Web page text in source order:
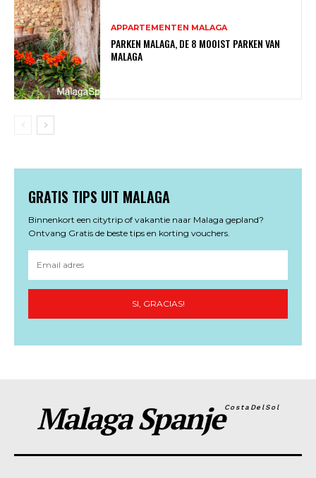
APPARTEMENTEN MALAGA
PARKEN MALAGA, DE 8 MOOIST PARKEN VAN
MALAGA
GRATIS TIPS UIT MALAGA
Binnenkort een citytrip of vakantie naar Malaga gepland?
Ontvang Gratis de beste tips en korting vouchers.
SI, GRACIAS!
Malaga SpanjeCostaDelSol